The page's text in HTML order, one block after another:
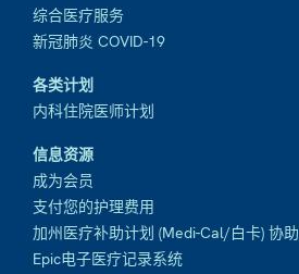
综合医疗服务
新冠肺炎 COVID-19
各类计划
内科住院医师计划
信息资源
成为会员
支付您的护理费用
加州医疗补助计划 (Medi-Cal/白卡) 协助
Epic电子医疗记录系统